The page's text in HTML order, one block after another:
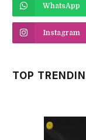
WhatsApp
Instagram
TOP